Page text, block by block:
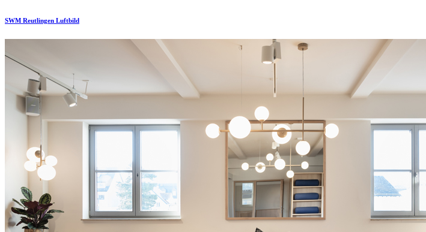
SWM Reutlingen Luftbild